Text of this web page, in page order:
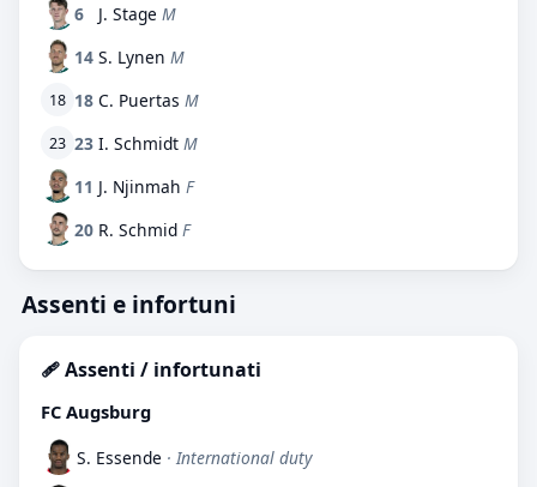
6
J. Stage M
14 S. Lynen M
18 18 C. Puertas M
23 23 I. Schmidt M
11 J. Njinmah F
20 R. Schmid F
Assenti e infortuni
🩹 Assenti / infortunati
FC Augsburg
S. Essende · International duty